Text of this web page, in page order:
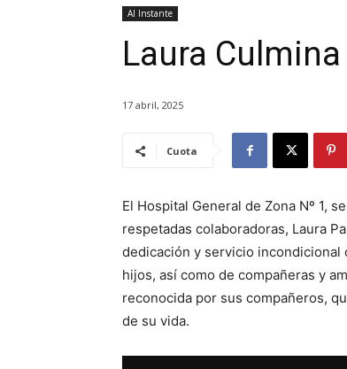
Al Instante
Laura
17 abril, 2025
Cuota
El Hospital General de Zona Nº 1,
respetadas colaboradoras, Laura
dedicación y servicio incondicional
hijos, así como de compañeras y
reconocida por sus compañeros,
de su vida.